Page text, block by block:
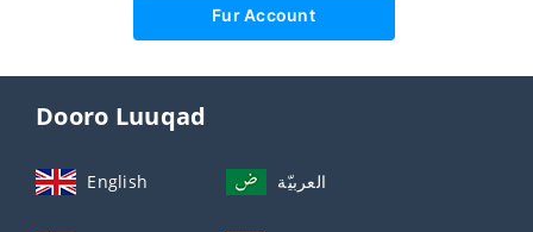
Fur Account
Dooro Luuqad
English العربيّة